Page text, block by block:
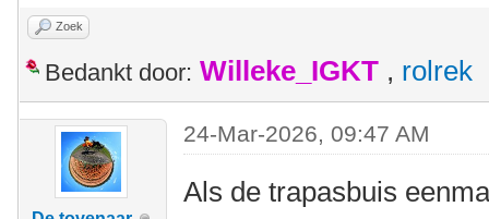
Zoek
Bedankt door: Willeke_IGKT , rolrek
24-Mar-2026, 09:47 AM
Als de trapasbuis